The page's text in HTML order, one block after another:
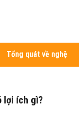
Tổng quát về nghệ
lợi ích gì?